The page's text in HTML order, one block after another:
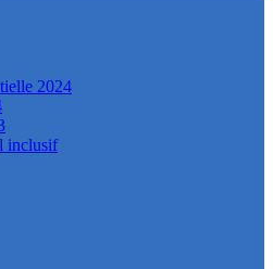
2024
inclusif